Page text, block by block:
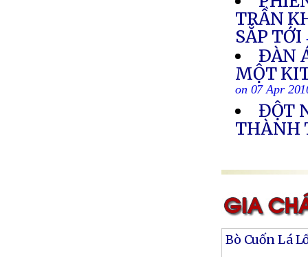
TRẦN
SẮP TỚI
ÐÀN
MỘT
on 07 Apr
ĐỘT
THÀNH
Bò Cuốn Lá